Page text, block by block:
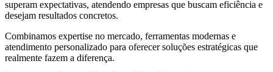
superam expectativas, atendendo empresas que buscam eficiência e
desejam resultados concretos.
Combinamos expertise no mercado, ferramentas modernas e
atendimento personalizado para oferecer soluções estratégicas que
realmente fazem a diferença.